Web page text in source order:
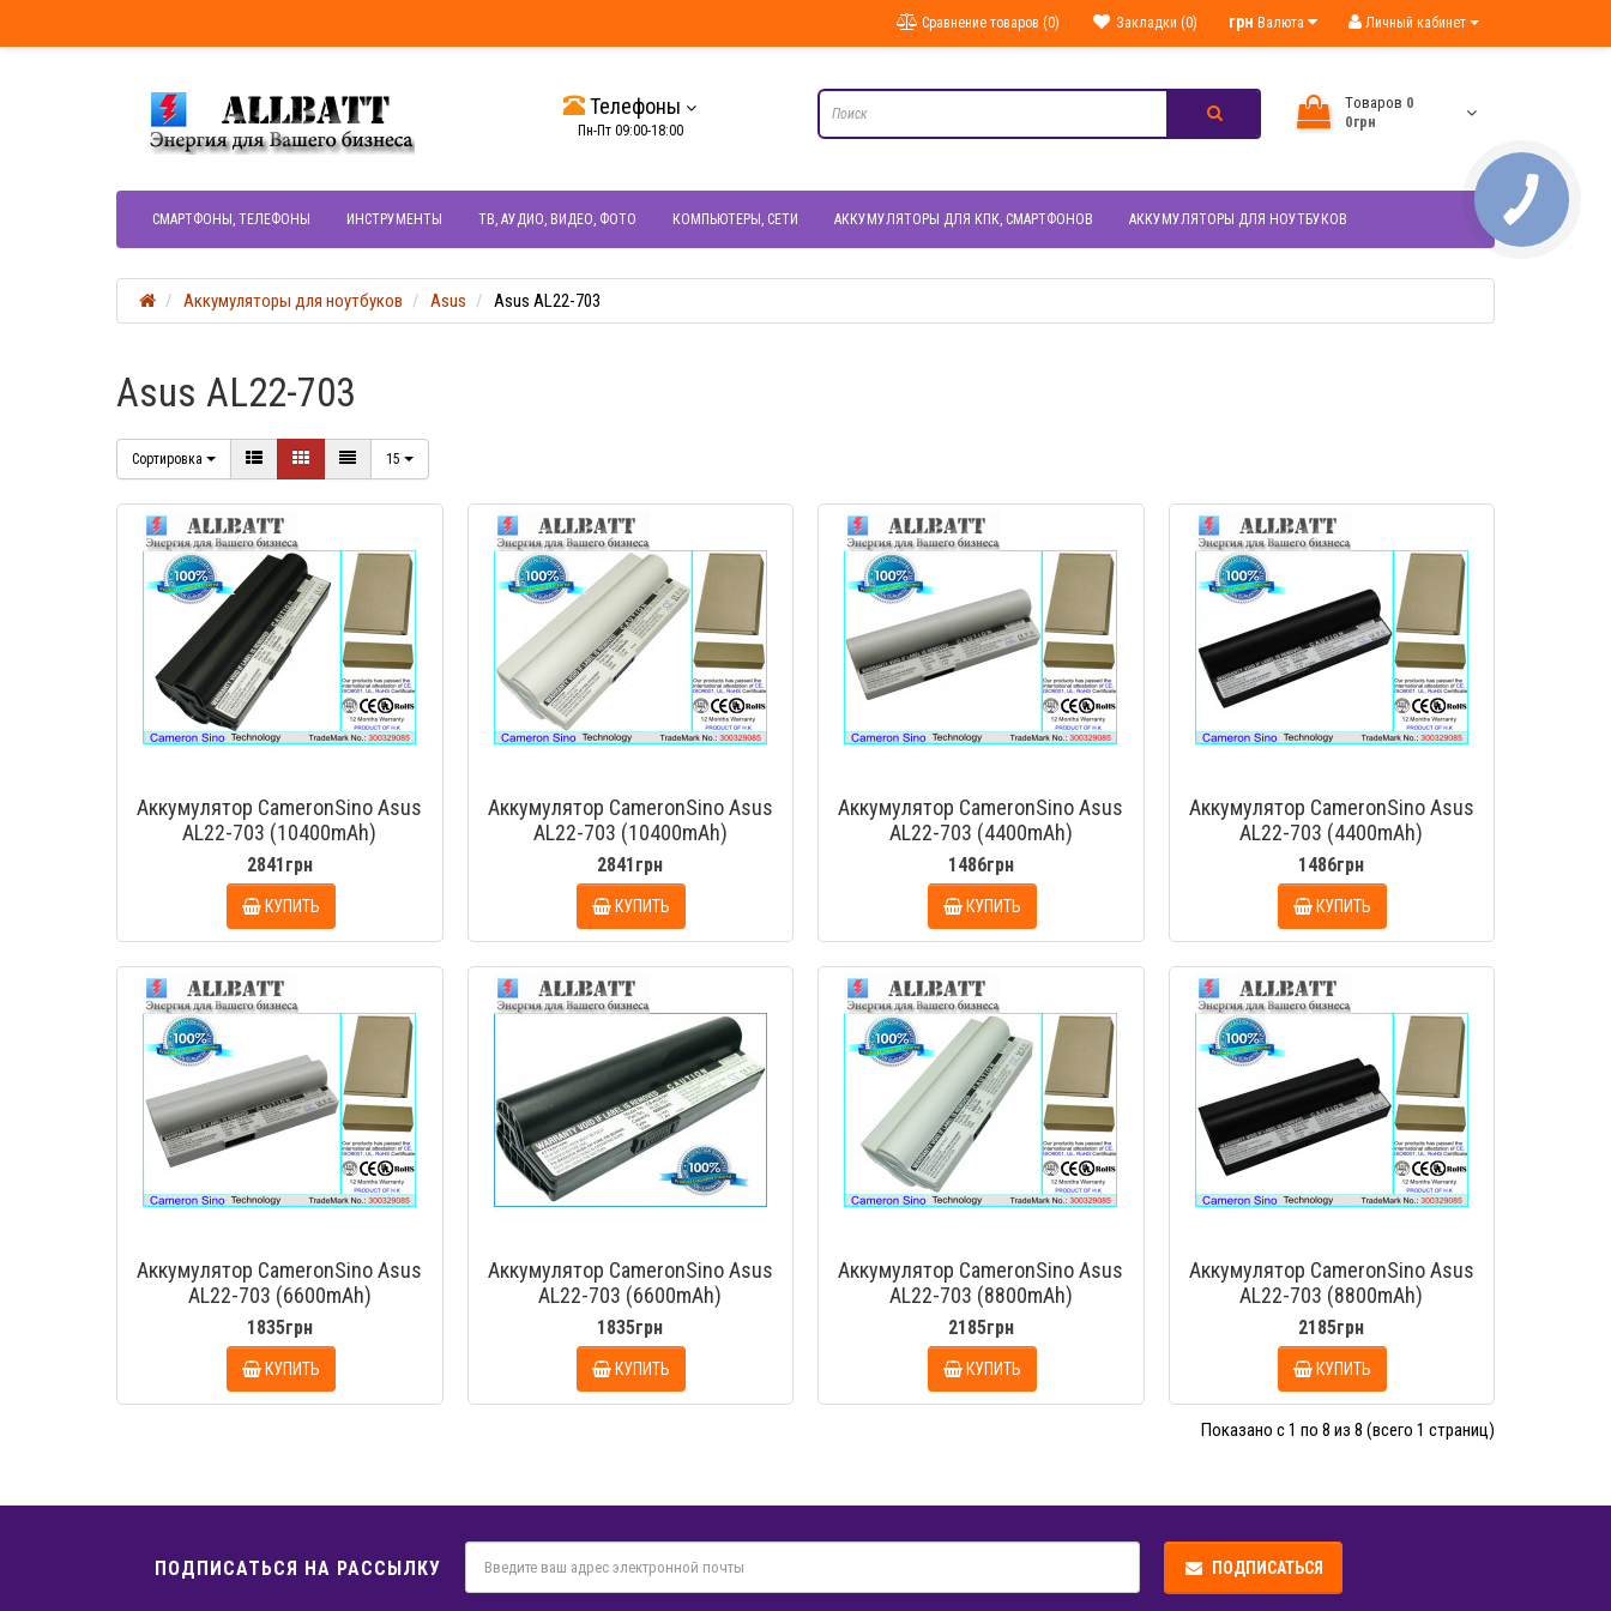
Личный кабинет
грн Валюта
Закладки (0)
Сравнение товаров (0)
Телефоны
Пн-Пт 09:00-18:00
Tоваров 0
0грн
СМАРТФОНЫ, ТЕЛЕФОНЫ ИНСТРУМЕНТЫ ТВ, АУДИО, ВИДЕО, ФОТО КОМПЬЮТЕРЫ, СЕТИ АККУМУЛЯТОРЫ ДЛЯ КПК, СМАРТФОНОВ АККУМУЛЯТОРЫ ДЛЯ НОУТБУКОВ
Аккумуляторы для ноутбуков Asus Asus AL22-703
Asus AL22-703
Сортировка 15
БЫСТРЫЙ ПРОСМОТР
Аккумулятор CameronSino Asus
AL22-703 (10400mAh)
2841грн
КУПИТЬ
БЫСТРЫЙ ПРОСМОТР
Аккумулятор CameronSino Asus
AL22-703 (10400mAh)
2841грн
КУПИТЬ
БЫСТРЫЙ ПРОСМОТР
Аккумулятор CameronSino Asus
AL22-703 (4400mAh)
1486грн
КУПИТЬ
Аккумулятор CameronSino Asus
AL22-703 (4400mAh)
1486грн
КУПИТЬ
БЫСТРЫЙ ПРОСМОТР
Аккумулятор CameronSino Asus
AL22-703 (6600mAh)
1835грн
КУПИТЬ
БЫСТРЫЙ ПРОСМОТР
Аккумулятор CameronSino Asus
AL22-703 (6600mAh)
1835грн
КУПИТЬ
БЫСТРЫЙ ПРОСМОТР
Аккумулятор CameronSino Asus
AL22-703 (8800mAh)
2185грн
КУПИТЬ
Аккумулятор CameronSino Asus
AL22-703 (8800mAh)
2185грн
КУПИТЬ
Показано с 1 по 8 из 8 (всего 1 страниц)
ПОДПИСАТЬСЯ НА РАССЫЛКУ ПОДПИСАТЬСЯ